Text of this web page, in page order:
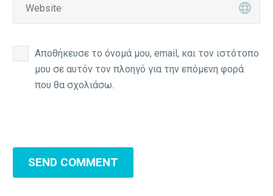
Αποθήκευσε το όνομά μου, email, και τον ιστότοπο
μου σε αυτόν τον πλοηγό για την επόμενη φορά
που θα σχολιάσω.
SEND COMMENT